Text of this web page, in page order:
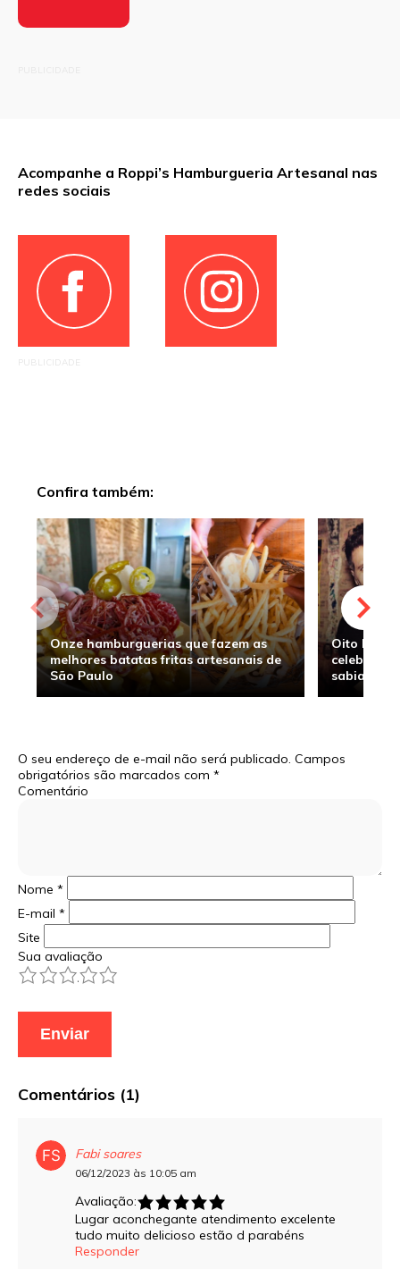
Acompanhe a Roppi’s Hamburgueria Artesanal nas
redes sociais
PUBLICIDADE
Confira também:
Onze hamburguerias que fazem as
melhores batatas fritas artesanais de
São Paulo
Oito
sabia
O seu endereço de e-mail não será publicado. Campos
obrigatórios são marcados com *
Comentário
Nome *
E-mail *
Site
Sua avaliação
5
4
3
2
Comentários (1)
Fabi soares
06/12/2023 às 10:05 am
Avaliação:
Lugar aconchegante atendimento excelente
tudo muito delicioso estão d parabéns
Responder